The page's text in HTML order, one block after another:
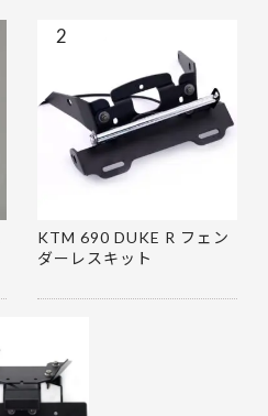
KTM 690 DUKE R フェン
ダーレスキット
2